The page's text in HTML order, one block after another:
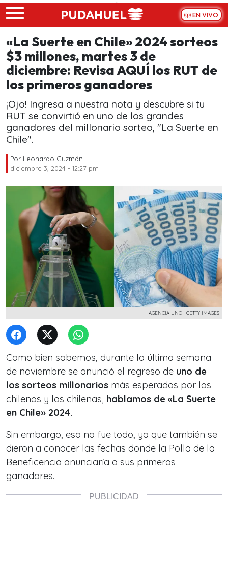
Skip to main content
EN VIVO
«La Suerte en Chile» 2024 sorteos
$3 millones, martes 3 de
diciembre: Revisa AQUÍ los RUT de
los primeros ganadores
¡Ojo! Ingresa a nuestra nota y descubre si tu
RUT se convirtió en uno de los grandes
ganadores del millonario sorteo, "La Suerte en
Chile".
Por Leonardo Guzmán
diciembre 3, 2024 - 12:27 pm
AGENCIA UNO | GETTY IMAGES
Como bien sabemos, durante la última semana
de noviembre se anunció el regreso de uno de
los sorteos millonarios más esperados por los
chilenos y las chilenas, hablamos de «La Suerte
en Chile» 2024.
Sin embargo, eso no fue todo, ya que también se
dieron a conocer las fechas donde la Polla de la
Beneficencia anunciaría a sus primeros
ganadores.